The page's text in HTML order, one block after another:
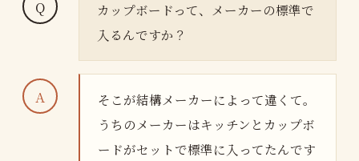
カップボードって、メーカーの標準で
入るんですか？
そこが結構メーカーによって違くて。
うちのメーカーはキッチンとカップボ
ードがセットで標準に入ってたんです